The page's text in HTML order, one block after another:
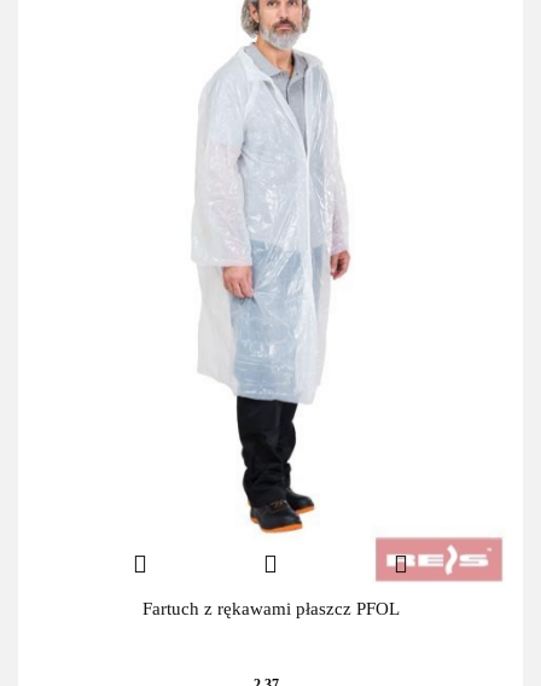
Fartuch z rękawami płaszcz PFOL